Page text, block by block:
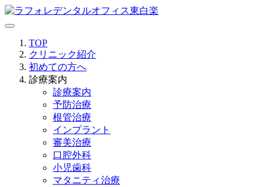
TOP
クリニック紹介
初めての方へ
診療案内
診療案内
予防治療
根管治療
インプラント
審美治療
口腔外科
小児歯科
マタニティ治療